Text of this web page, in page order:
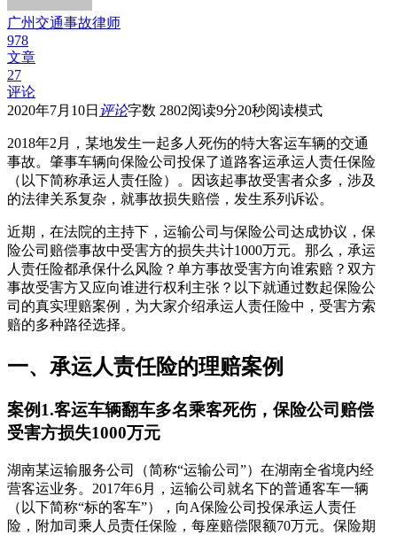
广州交通事故律师
978
文章
27
评论
2020年7月10日 评论字数 2802阅读9分20秒阅读模式
2018年2月，某地发生一起多人死伤的特大客运车辆的交通
事故。肇事车辆向保险公司投保了道路客运承运人责任保险
（以下简称承运人责任险）。因该起事故受害者众多，涉及
的法律关系复杂，就事故损失赔偿，发生系列诉讼。
近期，在法院的主持下，运输公司与保险公司达成协议，保
险公司赔偿事故中受害方的损失共计1000万元。那么，承运
人责任险都承保什么风险？单方事故受害方向谁索赔？双方
事故受害方又应向谁进行权利主张？以下就通过数起保险公
司的真实理赔案例，为大家介绍承运人责任险中，受害方索
赔的多种路径选择。
一、承运人责任险的理赔案例
案例1.客运车辆翻车多名乘客死伤，保险公司赔偿
受害方损失1000万元
湖南某运输服务公司（简称“运输公司”）在湖南全省境内经
营客运业务。2017年6月，运输公司就名下的普通客车一辆
（以下简称“标的客车”），向A保险公司投保承运人责任
险，附加司乘人员责任保险，每座赔偿限额70万元。保险期